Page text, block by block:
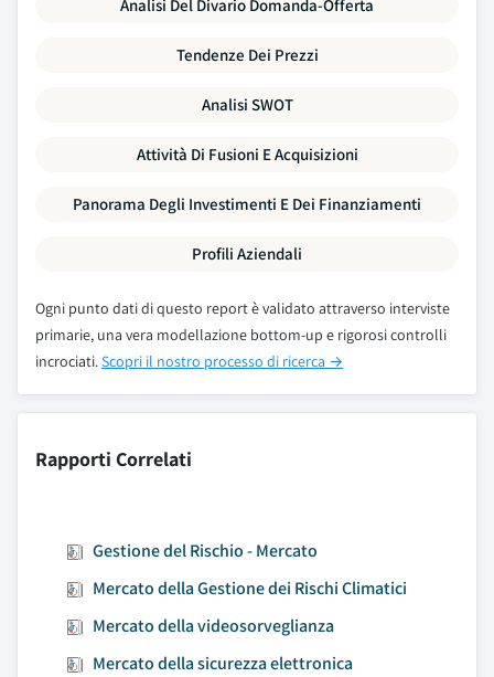
Analisi Del Divario Domanda-Offerta
Tendenze Dei Prezzi
Analisi SWOT
Attività Di Fusioni E Acquisizioni
Panorama Degli Investimenti E Dei Finanziamenti
Profili Aziendali
Ogni punto dati di questo report è validato attraverso interviste
primarie, una vera modellazione bottom-up e rigorosi controlli
incrociati.Scopri il nostro processo di ricerca →
Rapporti Correlati
Gestione del Rischio - Mercato
Mercato della Gestione dei Rischi Climatici
Mercato della videosorveglianza
Mercato della sicurezza elettronica